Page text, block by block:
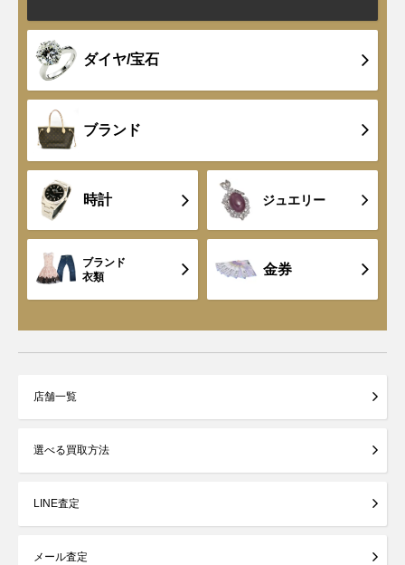
ダイヤ/宝石
ブランド
時計 ジュエリー
ブランド
衣類
金券
店舗一覧
選べる買取方法
LINE査定
メール査定